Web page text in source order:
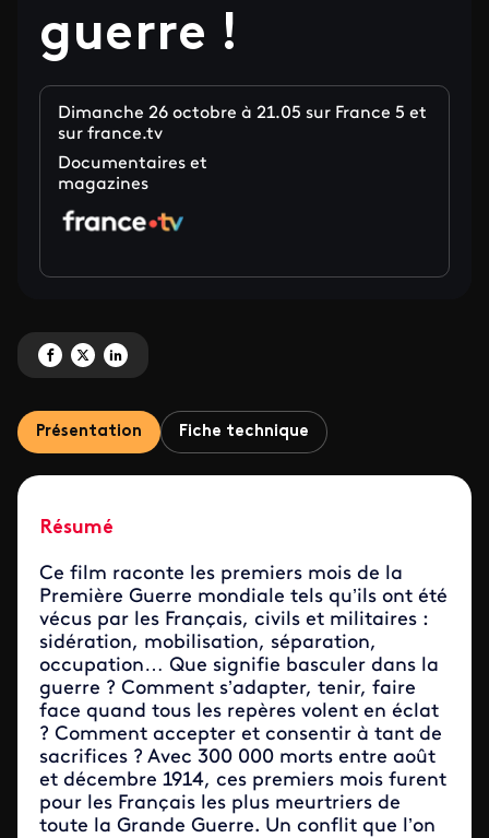
guerre !
Dimanche 26 octobre à 21.05 sur France 5 et
sur france.tv
Documentaires et
magazines
Partagez '1914, et soudain la guerre !' sur Facebook
Partagez '1914, et soudain la guerre !' sur X
Partagez '1914, et soudain la guerre !' sur LinkedIn
Présentation Fiche technique
Résumé
Ce film raconte les premiers mois de la
Première Guerre mondiale tels qu’ils ont été
vécus par les Français, civils et militaires :
sidération, mobilisation, séparation,
occupation… Que signifie basculer dans la
guerre ? Comment s’adapter, tenir, faire
face quand tous les repères volent en éclat
? Comment accepter et consentir à tant de
sacrifices ? Avec 300 000 morts entre août
et décembre 1914, ces premiers mois furent
pour les Français les plus meurtriers de
toute la Grande Guerre. Un conflit que l’on